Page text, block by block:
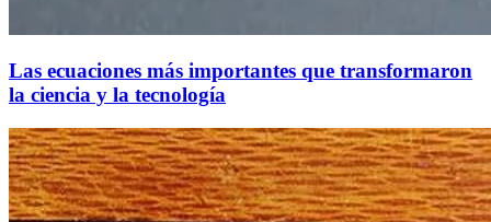
Las ecuaciones más importantes que transformaron
la ciencia y la tecnología